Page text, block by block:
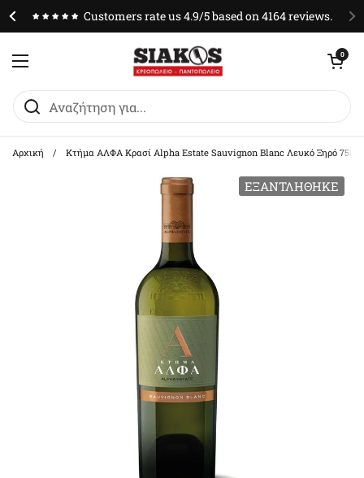
Customers rate us 4.9/5 based on 4164 reviews.
Άνοιγμα μενού
Άνοιγμα0
Αρχική / Κτήμα ΑΛΦΑ Κρασί Alpha Estate Sauvignon Blanc Λευκό Ξηρό
ΕΞΑΝΤΛΉΘΗΚΕ